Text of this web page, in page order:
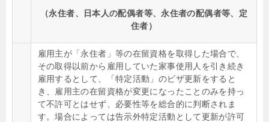
（永住者、日本人の配偶者等、永住者の配偶者等、定
住者）
雇用主が「永住者」等の在留資格を取得した場合で、
その取得以前から雇用していた家事使用人を引き続き
雇用するとして、「特定活動」のビザ更新をすると
き、雇用主の在留資格が変更になったことのみを持っ
て不許可とはせず、必要性等を総合的に判断されま
す。場合によっては告示外特定活動として更新が許可